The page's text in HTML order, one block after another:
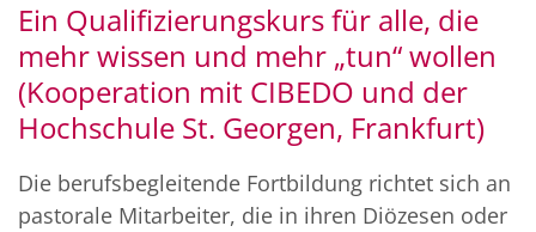
Ein Qualifizierungskurs für alle, die
mehr wissen und mehr „tun“ wollen
(Kooperation mit CIBEDO und der
Hochschule St. Georgen, Frankfurt)
Die berufsbegleitende Fortbildung richtet sich an
pastorale Mitarbeiter, die in ihren Diözesen oder